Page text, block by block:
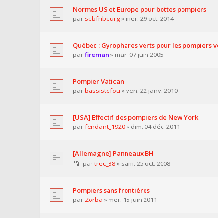
Normes US et Europe pour bottes pompiers
par sebfribourg» mer. 29 oct. 2014
Québec : Gyrophares verts pour les pompiers
parfireman » mar. 07 juin 2005
Pompier Vatican
parbassistefou » ven. 22 janv. 2010
[USA] Effectif des pompiers de New York
parfendant_1920» dim. 04 déc. 2011
[Allemagne] Panneaux BH
partrec_38» sam. 25 oct. 2008
Pompiers sans frontières
par Zorba » mer. 15 juin 2011